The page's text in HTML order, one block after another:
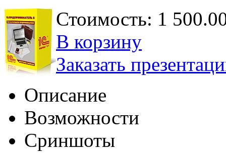
Стоимость: 1
В корзину
Заказать
Описание
Возможности
Сриншоты